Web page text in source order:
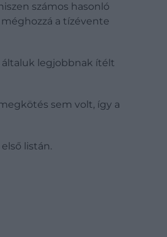
számos hasonló
a tízévente
általuk legjobbnak ítélt
sem volt, így a
listán.